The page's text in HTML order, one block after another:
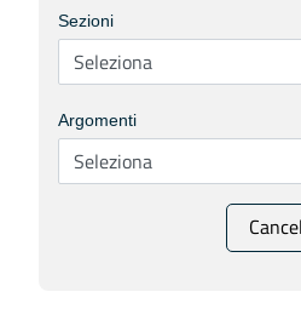
Sezioni
Argomenti